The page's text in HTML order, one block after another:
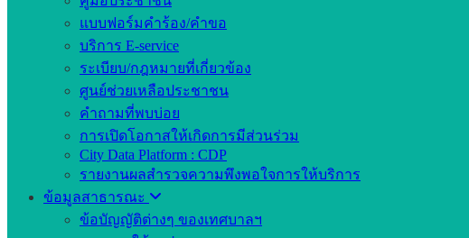
แบบฟอร์มคำร้อง/คำขอ
บริการ E-service
ระเบียบ/กฎหมายที่เกี่ยวข้อง
ศูนย์ช่วยเหลือประชาชน
คำถามที่พบบ่อย
การเปิดโอกาสให้เกิดการมีส่วนร่วม
City Data Platform : CDP
รายงานผลสำรวจความพึงพอใจการให้บริการ
ข้อมูลสาธารณะ
ข้อบัญญัติต่างๆ ของเทศบาลฯ